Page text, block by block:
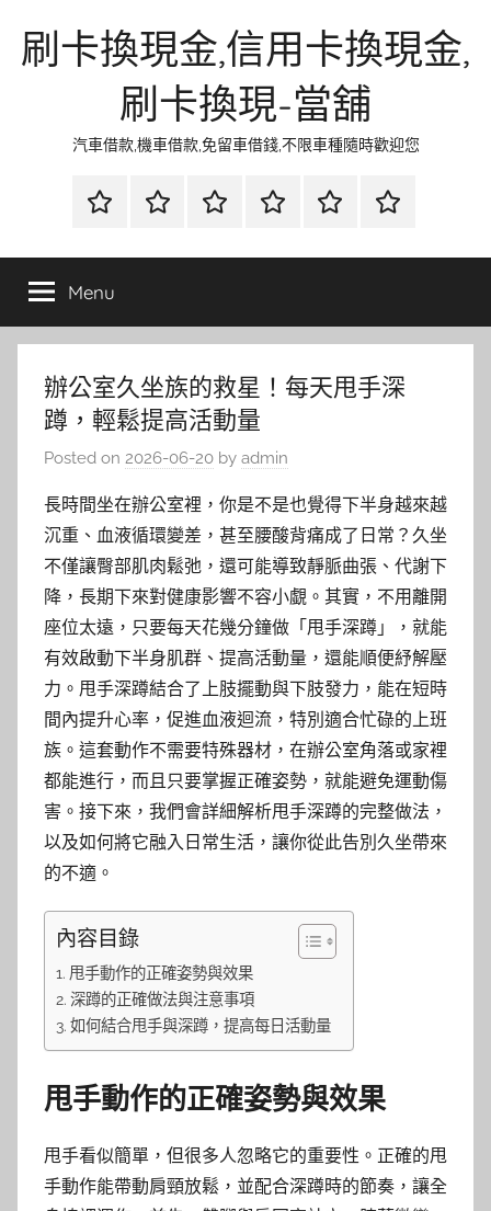
刷卡換現金,信用卡換現金,
刷卡換現-當舖
汽車借款,機車借款,免留車借錢,不限車種隨時歡迎您
首
當
金
網
資
流
時
環
清
聯
徵
Menu
辦公室久坐族的救星！每天甩手深
蹲，輕鬆提高活動量
Posted on 2026-06-20 by admin
長時間坐在辦公室裡，你是不是也覺得下半身越來越
沉重、血液循環變差，甚至腰酸背痛成了日常？久坐
不僅讓臀部肌肉鬆弛，還可能導致靜脈曲張、代謝下
降，長期下來對健康影響不容小覷。其實，不用離開
座位太遠，只要每天花幾分鐘做「甩手深蹲」，就能
有效啟動下半身肌群、提高活動量，還能順便紓解壓
力。甩手深蹲結合了上肢擺動與下肢發力，能在短時
間內提升心率，促進血液迴流，特別適合忙碌的上班
族。這套動作不需要特殊器材，在辦公室角落或家裡
都能進行，而且只要掌握正確姿勢，就能避免運動傷
害。接下來，我們會詳細解析甩手深蹲的完整做法，
以及如何將它融入日常生活，讓你從此告別久坐帶來
的不適。
內容目錄
甩手動作的正確姿勢與效果
深蹲的正確做法與注意事項
如何結合甩手與深蹲，提高每日活動量
甩手動作的正確姿勢與效果
甩手看似簡單，但很多人忽略它的重要性。正確的甩
手動作能帶動肩頸放鬆，並配合深蹲時的節奏，讓全